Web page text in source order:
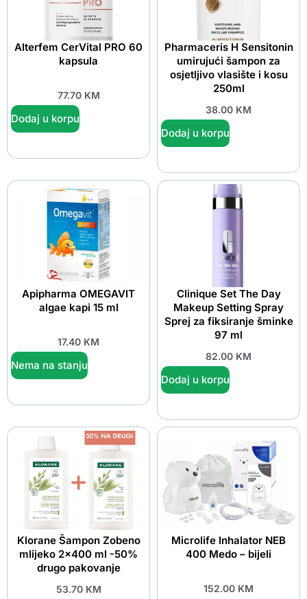
Alterfem CerVital PRO 60
kapsula
77.70 KM
Dodaj u korpu
Pharmaceris H Sensitonin
umirujući šampon za
osjetljivo vlasište i kosu
250ml
38.00 KM
Dodaj u korpu
Apipharma OMEGAVIT
algae kapi 15 ml
17.40 KM
Nema na stanju
Clinique Set The Day
Makeup Setting Spray
Sprej za fiksiranje šminke
97 ml
82.00 KM
Dodaj u korpu
Klorane Šampon Zobeno
mlijeko 2×400 ml -50%
drugo pakovanje
53.70 KM
Microlife Inhalator NEB
400 Medo – bijeli
152.00 KM